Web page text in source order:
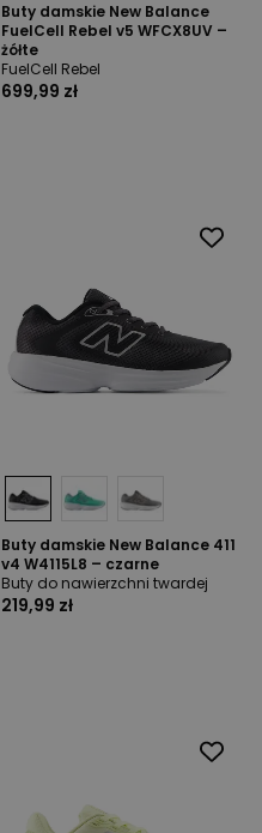
Buty damskie New Balance
FuelCell Rebel v5 WFCX8UV –
żółte
FuelCell Rebel
699,99 zł
Buty damskie New Balance 411
v4 W4115L8 – czarne
Buty do nawierzchni twardej
219,99 zł